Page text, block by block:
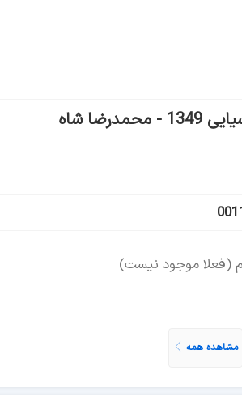
شاه
(فعلا موجود نیست)
مشاهده همه